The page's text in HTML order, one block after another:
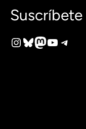
Instagram
Bluesky
Mastodon
YouTube